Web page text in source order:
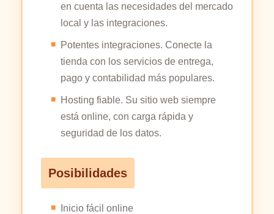
en cuenta las necesidades del mercado
local y las integraciones.
Potentes integraciones. Conecte la
tienda con los servicios de entrega,
pago y contabilidad más populares.
Hosting fiable. Su sitio web siempre
está online, con carga rápida y
seguridad de los datos.
Posibilidades
Inicio fácil online